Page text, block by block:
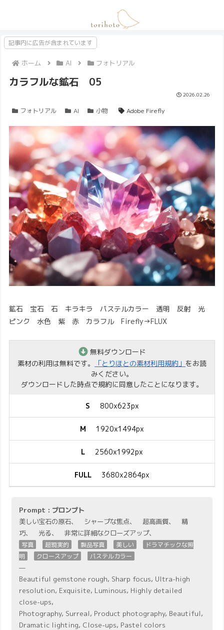
記事内に広告が含まれています
ホーム AI フォトリアル
カラフルな鉱石 05
2026.02.26
フォトリアル AI 小物 Adobe Firefly
鉱石 宝石 石 キラキラ パステルカラー 透明 反射 光
ピンク 水色 紫 赤 カラフル Firefly→FLUX
無料ダウンロード
素材の利用は無料です。
「とりほとの素材利用規約」 をお読
みください。
ダウンロードした時点で規約に同意したことになります。
S 800x623px
M 1920x1494px
L 2560x1992px
FULL 3680x2864px
Prompt : プロンプト
美しい宝石の原石、 シャープな焦点、 超高画質、 精
巧、 光る、 非常に詳細なクローズアップ、
写真 超現実的 製品写真 美しい
ドラマチックな照
明
クロースアップ パステルカラー
—
Beautiful gemstone rough, Sharp focus, Ultra-high
resolution, Exquisite, Luminous, Highly detailed
close-ups,
Photography, Surreal, Product photography, Beautiful,
Dramatic lighting, Close-ups, Pastel colors